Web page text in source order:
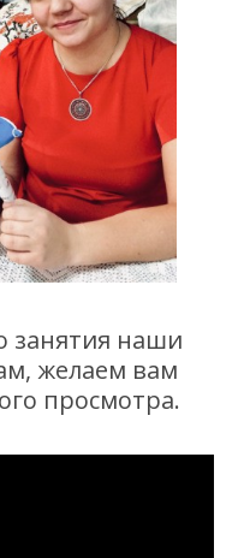
занятия наши
желаем вам
просмотра.